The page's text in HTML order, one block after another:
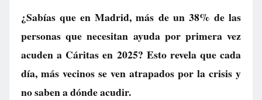
¿Sabías que en Madrid, más de un 38% de las
personas que necesitan ayuda por primera vez
acuden a Cáritas en 2025? Esto revela que cada
día, más vecinos se ven atrapados por la crisis y
no saben a dónde acudir.